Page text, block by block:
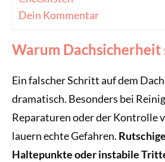
Dein Kommentar
Warum Dachsicherheit
Ein falscher Schritt auf dem
dramatisch. Besonders bei
Reparaturen oder der Kontrolle
lauern echte Gefahren.
Haltepunkte oder instabile